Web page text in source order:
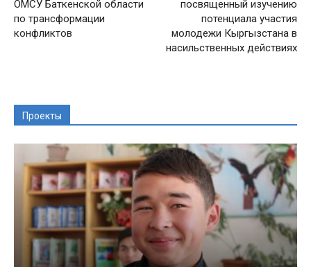
ОМСУ Баткенской области
по трансформации
конфликтов
посвященный изучению
потенциала участия
молодежи Кыргызстана в
насильственных действиях
Проекты